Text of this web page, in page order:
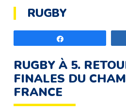
RUGBY
RUGBY À 5.
FINALES DU
FRANCE